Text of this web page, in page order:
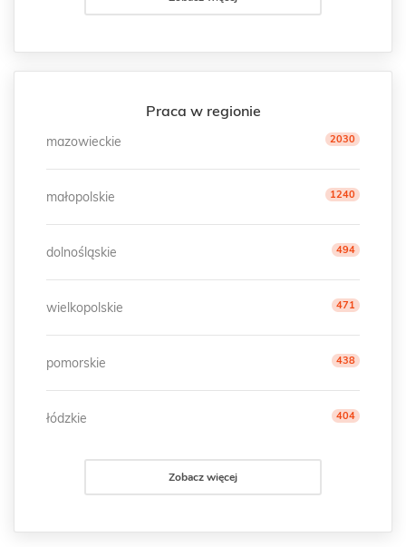
Praca w regionie
mazowieckie 2030
małopolskie 1240
dolnośląskie 494
wielkopolskie 471
pomorskie 438
łódzkie 404
Zobacz więcej